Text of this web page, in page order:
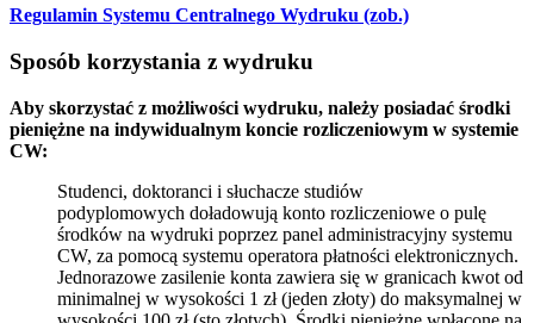
Regulamin Systemu Centralnego Wydruku (zob.)
Sposób korzystania z wydruku
Aby skorzystać z możliwości wydruku, należy posiadać środki
pieniężne na indywidualnym koncie rozliczeniowym w systemie
CW:
Studenci, doktoranci i słuchacze studiów
podyplomowych doładowują konto rozliczeniowe o pulę
środków na wydruki poprzez panel administracyjny systemu
CW, za pomocą systemu operatora płatności elektronicznych.
Jednorazowe zasilenie konta zawiera się w granicach kwot od
minimalnej w wysokości 1 zł (jeden złoty) do maksymalnej w